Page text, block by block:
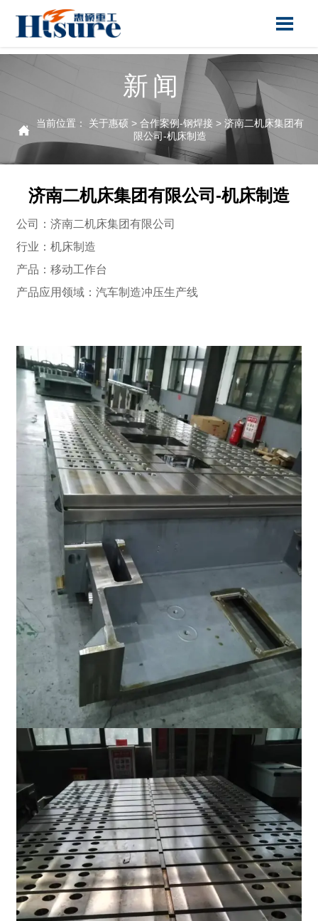

新闻
 当前位置： 关于惠硕> 合作案例-钢焊接> 济南二机床集团有
限公司-机床制造
济南二机床集团有限公司-机床制造
公司：济南二机床集团有限公司
行业：机床制造
产品：移动工作台
产品应用领域：汽车制造冲压生产线